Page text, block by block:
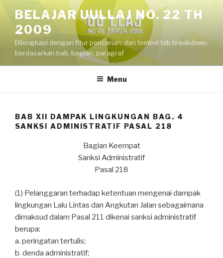
content
BELAJAR UULLAJ NO. 22 TH
2009
Dilengkapi dengan fitur pencarian, dan tombol tab breakdown
berdasarkan bab, bagian, paragraf
Menu
BAB XII DAMPAK LINGKUNGAN BAG. 4
SANKSI ADMINISTRATIF PASAL 218
Bagian Keempat
Sanksi Administratif
Pasal 218
(1) Pelanggaran terhadap ketentuan mengenai dampak
lingkungan Lalu Lintas dan Angkutan Jalan sebagaimana
dimaksud dalam Pasal 211 dikenai sanksi administratif
berupa:
a. peringatan tertulis;
b. denda administratif;